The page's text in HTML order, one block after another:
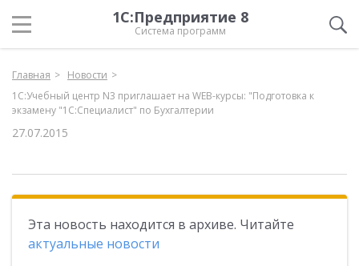
1С:Предприятие 8
Система программ
Главная
Новости
1С:Учебный центр N3 приглашает на WEB-курсы: "Подготовка к
экзамену "1С:Специалист" по Бухгалтерии
27.07.2015
Эта новость находится в архиве. Читайте
актуальные новости